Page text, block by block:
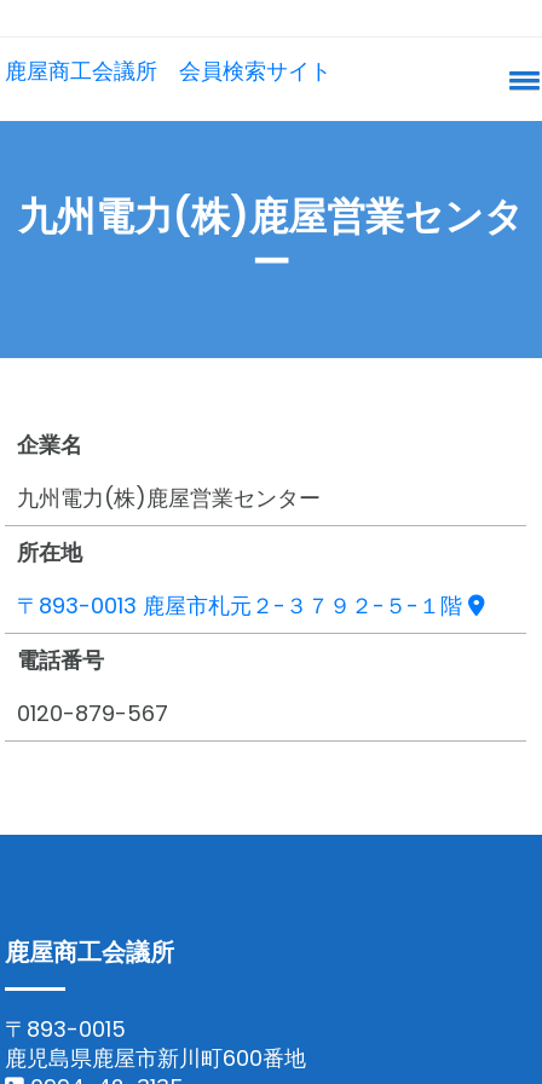
鹿屋商工会議所 会員検索サイト
九州電力(株)鹿屋営業センタ
ー
企業名
九州電力(株)鹿屋営業センター
所在地
〒893-0013 鹿屋市札元２-３７９２-５-１階
電話番号
0120-879-567
鹿屋商工会議所
〒893-0015
鹿児島県鹿屋市新川町600番地